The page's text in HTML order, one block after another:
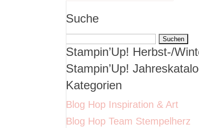
Suche
Suchen
nach:
Stampin’Up! Herbst-/
Stampin’Up!
Kategorien
Blog Hop Inspiration & Art
Blog Hop Team Stempelherz